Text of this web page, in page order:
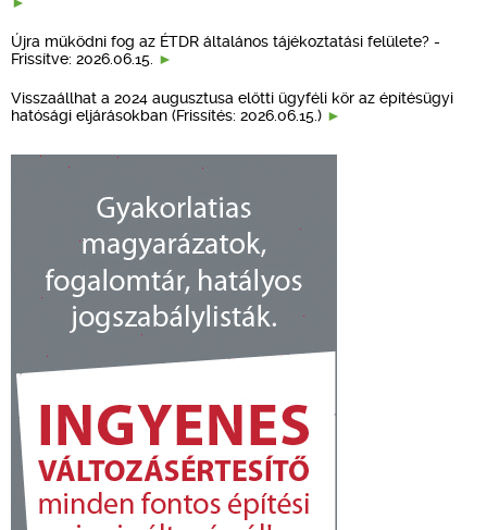
Újra működni fog az ÉTDR általános tájékoztatási felülete? -
Frissítve: 2026.06.15.
Visszaállhat a 2024 augusztusa előtti ügyféli kör az építésügyi
hatósági eljárásokban (Frissítés: 2026.06.15.)